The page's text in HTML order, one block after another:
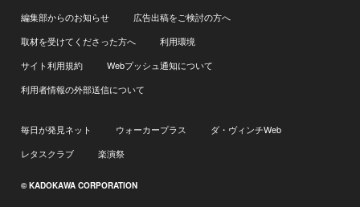
編集部からのお知らせ
広告出稿をご検討の方へ
取材を受けてくださった方へ
利用環境
サイト利用規約
Webプッシュ通知について
利用者情報の外部送信について
毎日が発見ネット ウォーカープラス
ダ・ヴィンチWeb
レタスクラブ
楽演祭
© KADOKAWA CORPORATION